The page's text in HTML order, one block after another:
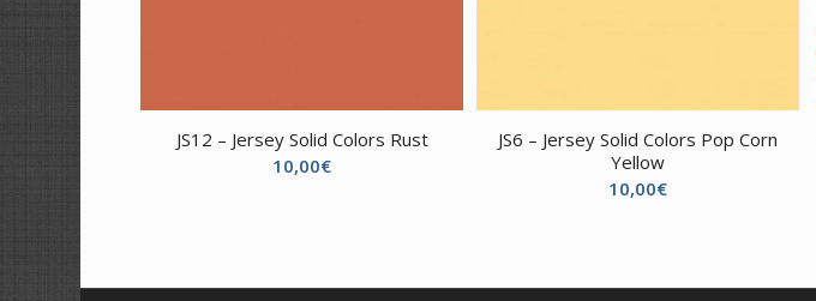
JS12 – Jersey Solid Colors Rust
10,00€
JS6 – Jersey Solid Colors Pop Corn
Yellow
10,00€